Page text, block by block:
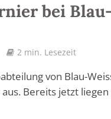
bei
2 min. Lesezeit
von Blau-
Bereits jetzt